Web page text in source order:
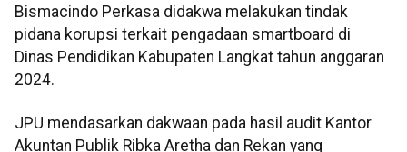
Bismacindo Perkasa didakwa melakukan tindak
pidana korupsi terkait pengadaan smartboard di
Dinas Pendidikan Kabupaten Langkat tahun anggaran
2024.
JPU mendasarkan dakwaan pada hasil audit Kantor
Akuntan Publik Ribka Aretha dan Rekan yang